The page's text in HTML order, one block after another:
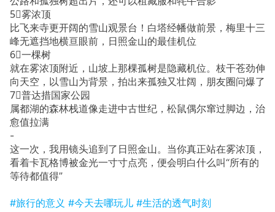
5⃣️雾浓顶
比飞来寺更开阔的雪山观景台！白塔经幡做前景，梅里十三
峰无遮挡地横亘眼前，日照金山的最佳机位
6⃣️一棵树
就在雾浓顶附近，山坡上那棵孤树是隐藏机位。枝干苍劲伸
向天空，以雪山为背景，拍出来孤独又壮阔，朋友圈问爆了
7⃣️普达措国家公园
属都湖的森林栈道像走进中古世纪，松鼠偶尔窜过脚边，治
愈值拉满
-
这一次，我用镜头追到了日照金山。当你真正站在雾浓顶，
看着卡瓦格博被金光一寸寸点亮，便会明白什么叫“所有的
等待都值得”
#旅行的意义 #今天去哪玩儿 #生活的透气时刻